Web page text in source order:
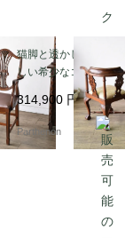
猫脚と透かし彫りが美
しい希少なコンバーセ
ーションチェア【c23
9】
314,900 円
Parthenon